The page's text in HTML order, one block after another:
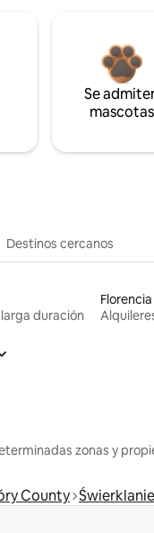
Se
mascotas
Destinos cercanos
duración
Florencia
zonas y
County